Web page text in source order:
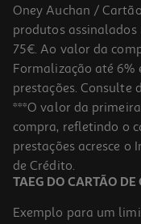
Cesto Para Roupa Suja
15.99 €/un
15,99 €
Oney Auchan /
produtos
75€. Ao valor da
Formalização até 6%
prestações. Consulte
***O valor da
compra, refletindo o
prestações acresce o
de Crédito.
TAEG DO CARTÃO DE
Exemplo para um